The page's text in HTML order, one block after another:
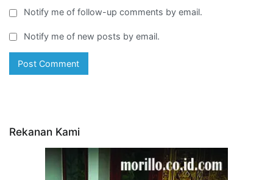
Notify me of follow-up comments by email.
Notify me of new posts by email.
Rekanan Kami